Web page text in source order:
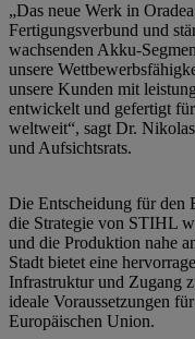
„Das neue Werk in
Fertigungsverbund und
wachsenden Akku-
unsere
unsere Kunden mit
entwickelt und gefertigt
weltweit“, sagt Dr.
und Aufsichtsrats.
Die Entscheidung für den
die Strategie von STIHL
und die Produktion nahe
Stadt bietet eine
Infrastruktur und Zugang
ideale Voraussetzungen
Europäischen Union.